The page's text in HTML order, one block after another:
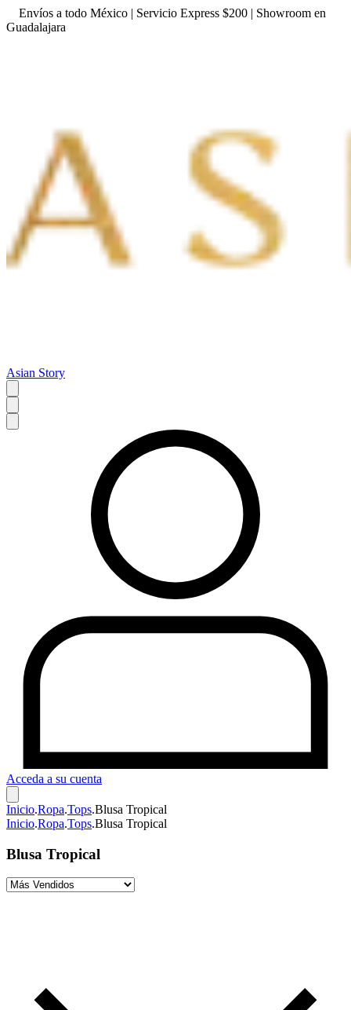
Envíos a todo México | Servicio Express $200 | Showroom en
Guadalajara
Asian Story
Acceda a su cuenta
Inicio.Ropa.Tops.Blusa Tropical
Inicio.Ropa.Tops.Blusa Tropical
Blusa Tropical